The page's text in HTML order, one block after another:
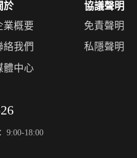
於
業概要
絡我們
體中心
協議聲明
免責聲明
私隱聲明
9:00-18:00